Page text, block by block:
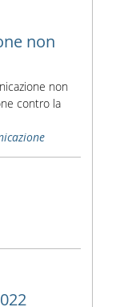
non
non
contro la